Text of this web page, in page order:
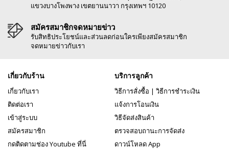
แขวงบางโพงพาง เขตยานนาวา กรุงเทพฯ 10120
สมัครสมาชิกจดหมายข่าว
รับสิทธิประโยชน์และส่วนลดก่อนใครเพียงสมัครสมาชิก
จดหมายข่าวกับเรา
เกี่ยวกับร้าน
เกี่ยวกับเรา
ติดต่อเรา
เข้าสู่ระบบ
สมัครสมาชิก
กดติดตามช่อง Youtube ที่นี่
บริการลูกค้า
วิธีการสั่งซื้อ | วิธีการชำระเงิน
แจ้งการโอนเงิน
วิธีจัดส่งสินค้า
ตรวจสอบถานะการจัดส่ง
ดาวน์โหลด App